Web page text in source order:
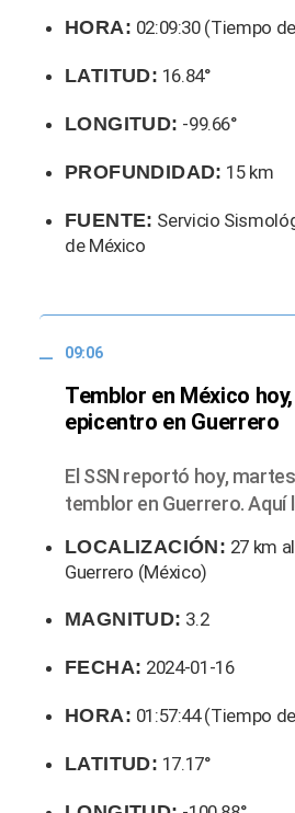
HORA: 02:09:30 (Tiempo
LATITUD: 16.84°
LONGITUD: -99.66°
PROFUNDIDAD: 15 km
FUENTE: Servicio
de México
09:06
Temblor en México
epicentro en Guerrero
El SSN reportó hoy,
temblor en Guerrero. Aquí
LOCALIZACIÓN: 27 km
Guerrero (México)
MAGNITUD: 3.2
FECHA: 2024-01-16
HORA: 01:57:44 (Tiempo
LATITUD: 17.17°